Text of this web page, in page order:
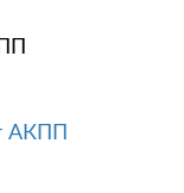
АКПП